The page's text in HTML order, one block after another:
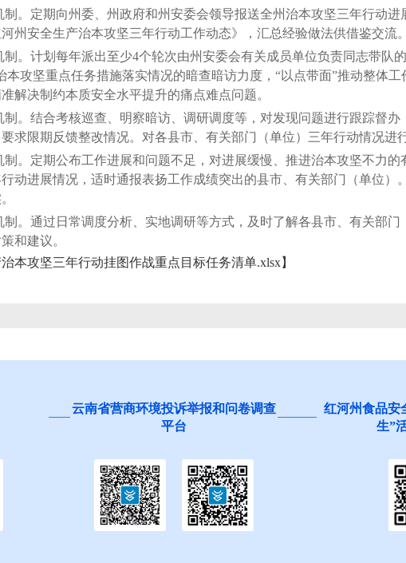
定期向州委、州政府和州安委会领导报送全州治本攻坚三年行动进
州安全生产治本攻坚三年行动工作动态》，汇总经验做法供借鉴交流。
计划每年派出至少4个轮次由州安委会有关成员单位负责同志带队
本攻坚重点任务措施落实情况的暗查暗访力度，“以点带面”推动整体
解决制约本质安全水平提升的痛点难点问题。
结合考核巡查、明察暗访、调研调度等，对发现问题进行跟踪督办
求限期反馈整改情况。对各县市、有关部门（单位）三年行动情况进
定期公布工作进展和问题不足，对进展缓慢、推进治本攻坚不力的
动进展情况，适时通报表扬工作成绩突出的县市、有关部门（单位
通过日常调度分析、实地调研等方式，及时了解各县市、有关部门
和建议。
本攻坚三年行动挂图作战重点目标任务清单.xlsx】
云南省营商环境投诉举报和问卷调查
平台
红河州食品安
生”